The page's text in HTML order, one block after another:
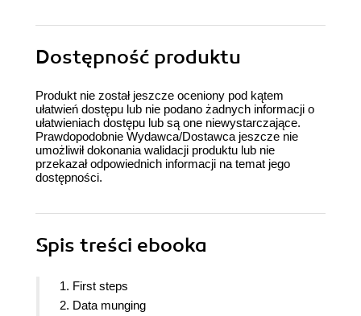
Dostępność produktu
Produkt nie został jeszcze oceniony pod kątem
ułatwień dostępu lub nie podano żadnych informacji o
ułatwieniach dostępu lub są one niewystarczające.
Prawdopodobnie Wydawca/Dostawca jeszcze nie
umożliwił dokonania walidacji produktu lub nie
przekazał odpowiednich informacji na temat jego
dostępności.
Spis treści ebooka
1. First steps
2. Data munging